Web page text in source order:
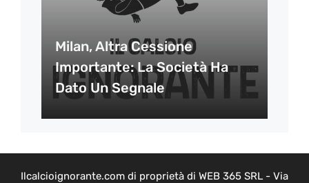
Milan, Altra Cessione
Importante: La Società Ha
Dato Un Segnale
Ilcalcioignorante.com di proprietà di WEB 365 SRL - Via